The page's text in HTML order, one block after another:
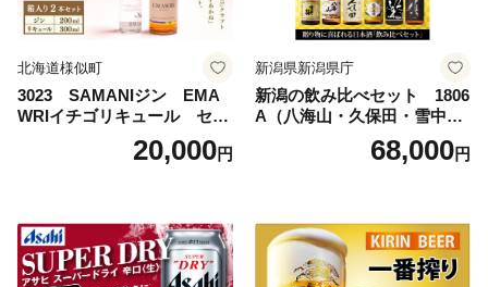
北海道様似町
3023 SAMANIジン EMA
WRIイチゴリキュール セッ
ト（箱入り）【大人の味 酒
お酒 洋酒 スピリッツ クラフ
セット 詰め合わせ カクテル
ソーダ割り アルコール ロッ
ク ソーダ ジントニック 】
20,000円
新潟県新潟県庁
新潟の飲み比べセット 1806
A（八海山・久保田・雪中
梅・越乃寒梅・かたふね・千
68,000円